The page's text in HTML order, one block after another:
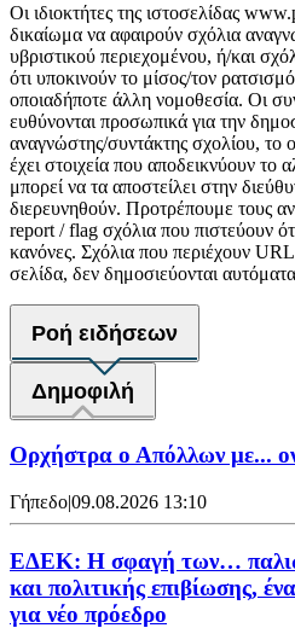
Οι ιδιοκτήτες της ιστοσελίδας
δικαίωμα να αφαιρούν σχόλια
υβριστικού περιεχομένου, ή/και
ότι υποκινούν το μίσος/τον
οποιαδήποτε άλλη νομοθεσία. Οι
ευθύνονται προσωπικά για την
αναγνώστης/συντάκτης σχολίου, το
έχει στοιχεία που αποδεικνύουν το
μπορεί να τα αποστείλει στην
διερευνηθούν. Προτρέπουμε τους
report / flag σχόλια που πιστεύουν
κανόνες. Σχόλια που περιέχουν
σελίδα, δεν δημοσιεύονται
Ροή ειδήσεων
Δημοφιλή
Ορχήστρα o Aπόλλων με...
Γήπεδο|09.08.2026 13:10
ΕΔΕΚ: Η σφαγή των…
και πολιτικής επιβίωσης,
για νέο πρόεδρο